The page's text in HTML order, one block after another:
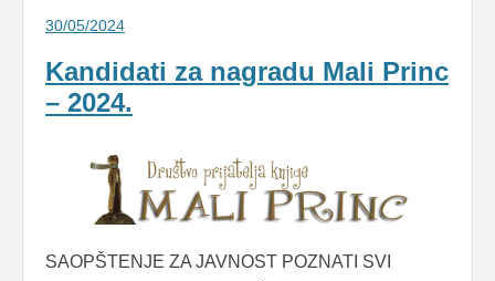
30/05/2024
Kandidati za nagradu Mali Princ
– 2024.
SAOPŠTENJE ZA JAVNOST POZNATI SVI